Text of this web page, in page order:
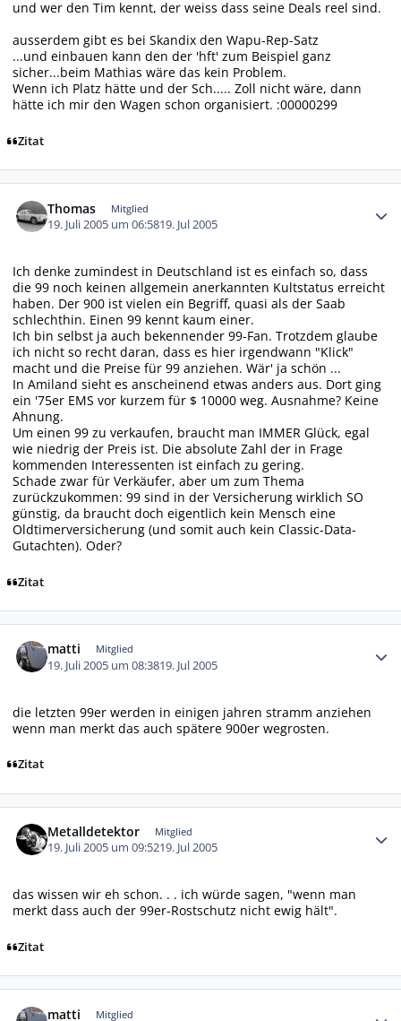
und wer den Tim kennt, der weiss dass seine Deals reel sind.
ausserdem gibt es bei Skandix den Wapu-Rep-Satz
...und einbauen kann den der 'hft' zum Beispiel ganz
sicher...beim Mathias wäre das kein Problem.
Wenn ich Platz hätte und der Sch..... Zoll nicht wäre, dann
hätte ich mir den Wagen schon organisiert. :00000299
Zitat
Thomas Mitglied
19. Juli 2005 um 06:5819. Jul 2005
Ich denke zumindest in Deutschland ist es einfach so, dass
die 99 noch keinen allgemein anerkannten Kultstatus erreicht
haben. Der 900 ist vielen ein Begriff, quasi als der Saab
schlechthin. Einen 99 kennt kaum einer.
Ich bin selbst ja auch bekennender 99-Fan. Trotzdem glaube
ich nicht so recht daran, dass es hier irgendwann "Klick"
macht und die Preise für 99 anziehen. Wär' ja schön ...
In Amiland sieht es anscheinend etwas anders aus. Dort ging
ein '75er EMS vor kurzem für $ 10000 weg. Ausnahme? Keine
Ahnung.
Um einen 99 zu verkaufen, braucht man IMMER Glück, egal
wie niedrig der Preis ist. Die absolute Zahl der in Frage
kommenden Interessenten ist einfach zu gering.
Schade zwar für Verkäufer, aber um zum Thema
zurückzukommen: 99 sind in der Versicherung wirklich SO
günstig, da braucht doch eigentlich kein Mensch eine
Oldtimerversicherung (und somit auch kein Classic-Data-
Gutachten). Oder?
Zitat
matti Mitglied
19. Juli 2005 um 08:3819. Jul 2005
die letzten 99er werden in einigen jahren stramm anziehen
wenn man merkt das auch spätere 900er wegrosten.
Zitat
Metalldetektor Mitglied
19. Juli 2005 um 09:5219. Jul 2005
das wissen wir eh schon. . . ich würde sagen, "wenn man
merkt dass auch der 99er-Rostschutz nicht ewig hält".
Zitat
matti Mitglied